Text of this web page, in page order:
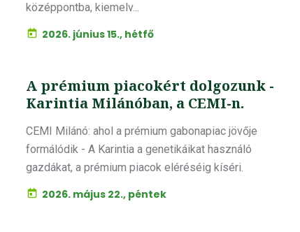
középpontba, kiemelv...
2026. június 15., hétfő
A prémium piacokért dolgozunk -
Karintia Milánóban, a CEMI-n.
CEMI Milánó: ahol a prémium gabonapiac jövője
formálódik - A Karintia a genetikáikat használó
gazdákat, a prémium piacok eléréséig kíséri.
2026. május 22., péntek